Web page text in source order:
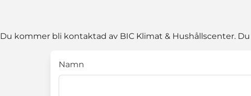
Du kommer bli kontaktad av BIC Klimat & Hushållscenter.
Namn